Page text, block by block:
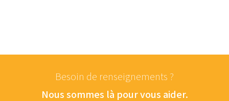
Besoin de renseignements ?
Nous sommes là pour vous aider.